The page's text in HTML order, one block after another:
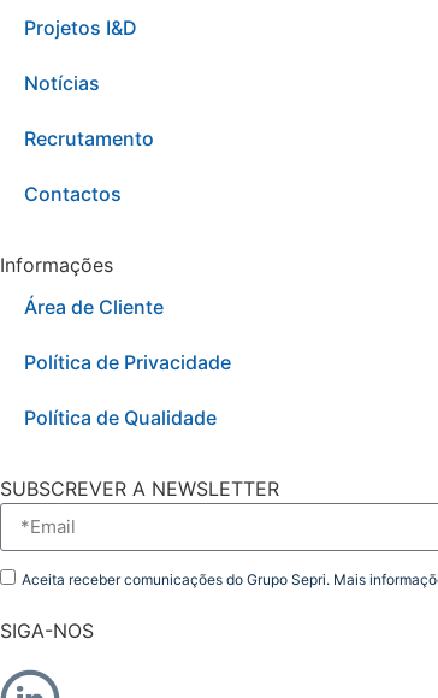
Projetos I&D
Notícias
Recrutamento
Contactos
Informações
Área de Cliente
Política de Privacidade
Política de Qualidade
SUBSCREVER A NEWSLETTER
Aceita receber comunicações do Grupo Sepri. Mais
SIGA-NOS